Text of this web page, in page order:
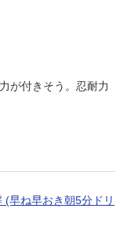
が付きそう。忍耐力
(早ね早おき朝5分ドリ